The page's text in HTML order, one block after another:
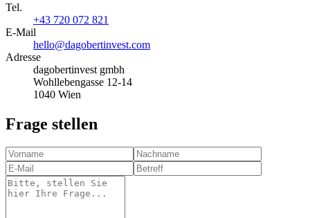
Tel.
+43 720 072 821
E-Mail
hello@dagobertinvest.com
Adresse
dagobertinvest gmbh
Wohllebengasse 12-14
1040 Wien
Frage stellen